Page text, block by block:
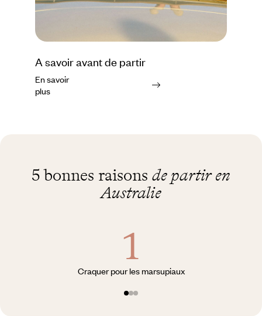
A savoir avant de partir
En savoir
plus
5 bonnes raisons de partir en
Australie
Craquer pour les marsupiaux